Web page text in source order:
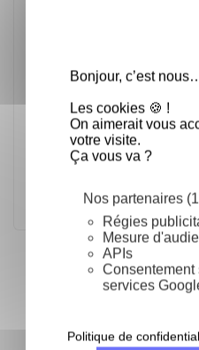
Bonjour, c’est
Les cookies 🍪 !
On aimerait vous
votre visite.
Ça vous va ?
Nos partenaires
Régies
Mesure
APIs
services
Politique de
rangement de celle-
Dimension de la grille
centimètres. Parfait
chambre de pousse
Fréquemment